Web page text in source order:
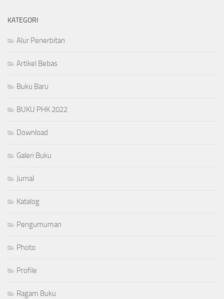
KATEGORI
Alur Penerbitan
Artikel Bebas
Buku Baru
BUKU PHK 2022
Download
Galeri Buku
Jurnal
Katalog
Pengumuman
Photo
Profile
Ragam Buku